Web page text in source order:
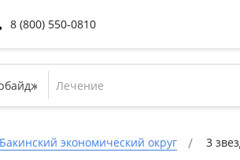
8 (800) 550-0810
Лечение
Бакинский экономический округ 3